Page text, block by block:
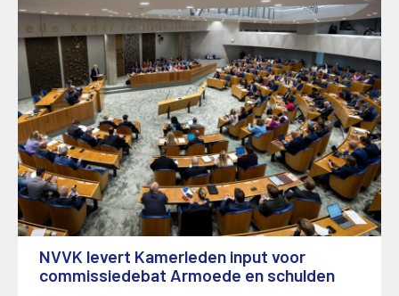
NVVK levert Kamerleden input voor
commissiedebat Armoede en schulden